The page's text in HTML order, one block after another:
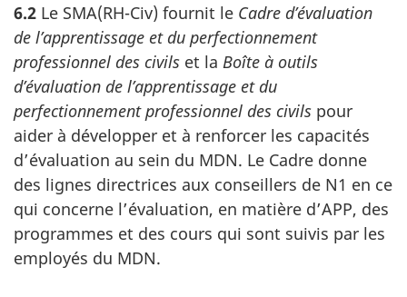
6.2 Le SMA(RH-Civ) fournit le Cadre d’évaluation
de l’apprentissage et du perfectionnement
professionnel des civils et la Boîte à outils
d’évaluation de l’apprentissage et du
perfectionnement professionnel des civils pour
aider à développer et à renforcer les capacités
d’évaluation au sein du MDN. Le Cadre donne
des lignes directrices aux conseillers de N1 en ce
qui concerne l’évaluation, en matière d’APP, des
programmes et des cours qui sont suivis par les
employés du MDN.